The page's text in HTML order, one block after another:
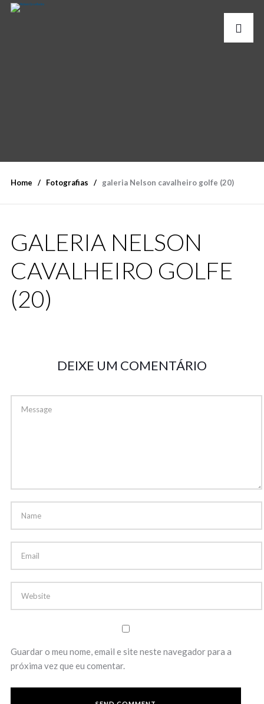
Home Fotografias galeria Nelson cavalheiro golfe (20)
GALERIA NELSON
CAVALHEIRO GOLFE
(20)
DEIXE UM COMENTÁRIO
Guardar o meu nome, email e site neste navegador para a
próxima vez que eu comentar.